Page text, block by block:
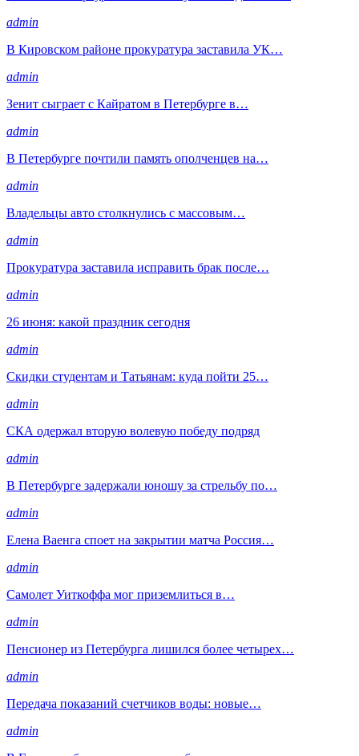
admin
В Кировском районе прокуратура заставила УК…
admin
Зенит сыграет с Кайратом в Петербурге в…
admin
В Петербурге почтили память ополченцев на…
admin
Владельцы авто столкнулись с массовым…
admin
Прокуратура заставила исправить брак после…
admin
26 июня: какой праздник сегодня
admin
Скидки студентам и Татьянам: куда пойти 25…
admin
СКА одержал вторую волевую победу подряд
admin
В Петербурге задержали юношу за стрельбу по…
admin
Елена Ваенга споет на закрытии матча Россия…
admin
Самолет Уиткоффа мог приземлиться в…
admin
Пенсионер из Петербурга лишился более четырех…
admin
Передача показаний счетчиков воды: новые…
admin